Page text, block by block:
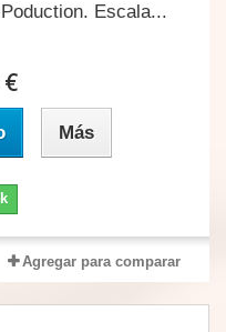
Escala...
Más
Agregar para comparar